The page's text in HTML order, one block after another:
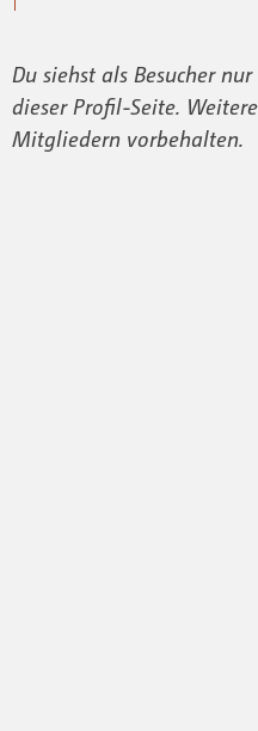
Du siehst als Besucher
dieser Profil-Seite.
Mitgliedern vorbehalten.